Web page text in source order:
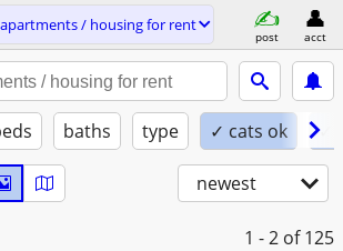
apartments / housing for rent
post acct
baths type ✓ cats ok ✓
newest
1 - 2 of 125